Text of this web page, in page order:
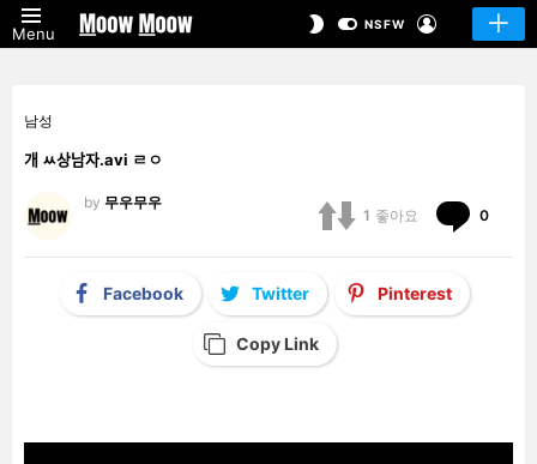
Menu
SWITCHNSFW
남성
개 ㅆ상남자.avi ㄹㅇ
by 무우무우
1 좋아요 0
Facebook Twitter Pinterest
Copy Link